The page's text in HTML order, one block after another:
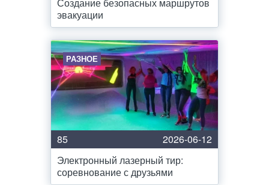
эвакуации
РАЗНОЕ
85
2026-06-12
Электронный лазерный тир:
соревнование с друзьями